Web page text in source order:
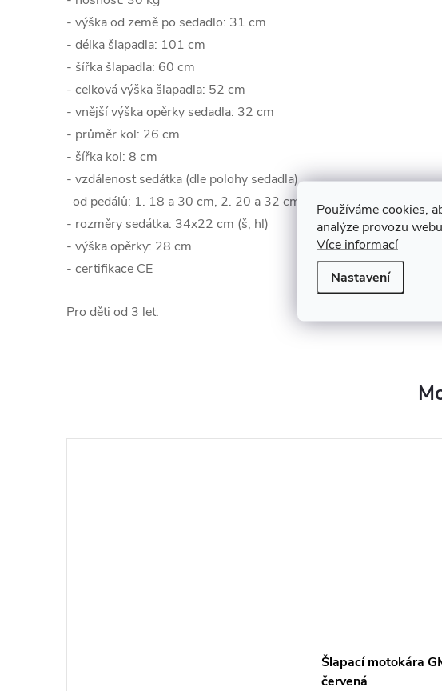
Používáme cookies,
analýze provozu
Více informací
Nastavení
- výška od země po sedadlo: 31 cm
- délka šlapadla: 101 cm
- šířka šlapadla: 60 cm
- celková výška šlapadla: 52 cm
- vnější výška opěrky sedadla: 32 cm
- průměr kol: 26 cm
- šířka kol: 8 cm
- vzdálenost sedátka (dle polohy sedadla)
od pedálů: 1. 18 a 30 cm, 2. 20 a 32 cm, 3. 24 a 36 cm
- rozměry sedátka: 34x22 cm (š, hl)
- výška opěrky: 28 cm
- certifikace CE
Pro děti od 3 let.
Šlapací motokára
červená